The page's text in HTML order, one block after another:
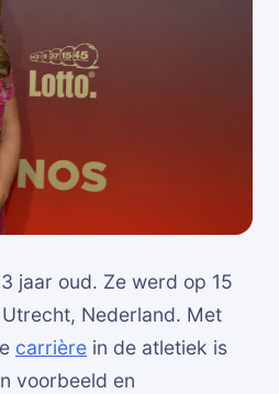
jaar oud. Ze werd op 15
Nederland. Met
carrière in de atletiek is
voorbeeld en